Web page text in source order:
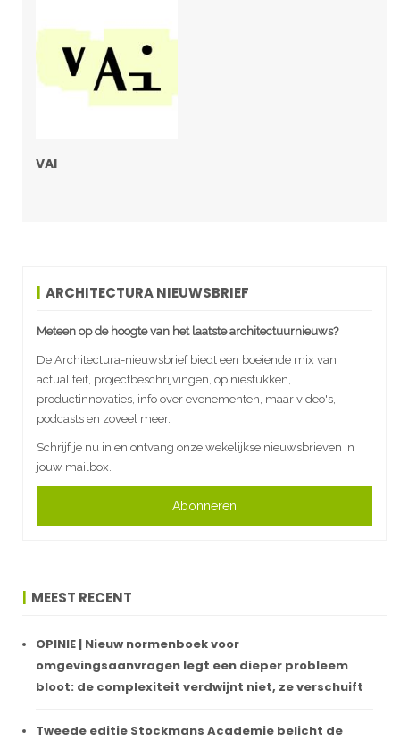
VAI
ARCHITECTURA NIEUWSBRIEF
Meteen op de hoogte van het laatste architectuurnieuws?
De Architectura-nieuwsbrief biedt een boeiende mix van
actualiteit, projectbeschrijvingen, opiniestukken,
productinnovaties, info over evenementen, maar video's,
podcasts en zoveel meer.
Schrijf je nu in en ontvang onze wekelijkse nieuwsbrieven in
jouw mailbox.
Abonneren
MEEST RECENT
OPINIE | Nieuw normenboek voor
omgevingsaanvragen legt een dieper probleem
bloot: de complexiteit verdwijnt niet, ze verschuift
Tweede editie Stockmans Academie belicht de